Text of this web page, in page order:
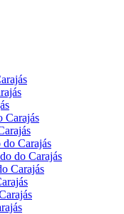
Carajás
Carajás
do Carajás
Carajás